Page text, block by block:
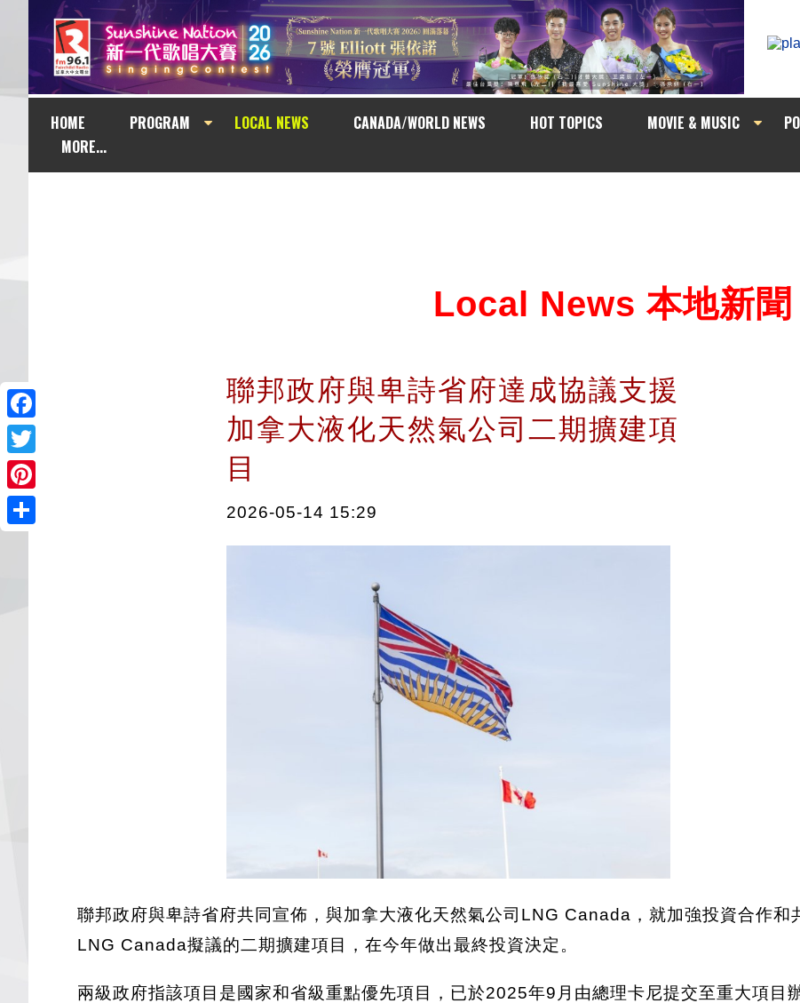
HOME PROGRAM LOCAL NEWS CANADA/WORLD NEWS HOT TOPICS MOVIE & MUSIC
MORE...
Facebook
Twitter
Pinterest
Local News 本地新聞
聯邦政府與卑詩省府達成協議支援
加拿大液化天然氣公司二期擴建項
目
2026-05-14 15:29
聯邦政府與卑詩省府共同宣佈，與加拿大液化天然氣公司LNG Canada，就加強投資合作和
LNG Canada擬議的二期擴建項目，在今年做出最終投資決定。
兩級政府指該項目是國家和省級重點優先項目，已於2025年9月由總理卡尼提交至重大項